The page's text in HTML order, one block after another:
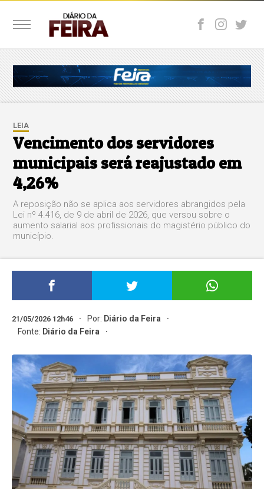
LEIA
Vencimento dos servidores
municipais será reajustado em
4,26%
A reposição não se aplica aos servidores abrangidos pela
Lei nº 4.416, de 9 de abril de 2026, que versou sobre o
aumento salarial aos profissionais do magistério público do
município.
21/05/2026 12h46 Por: Diário da Feira
Fonte: Diário da Feira